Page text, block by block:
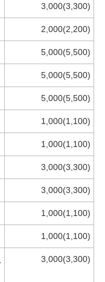
3,000(3,300)
2,000(2,200)
5,000(5,500)
5,000(5,500)
5,000(5,500)
1,000(1,100)
1,000(1,100)
3,000(3,300)
3,000(3,300)
1,000(1,100)
1,000(1,100)
3,000(3,300)